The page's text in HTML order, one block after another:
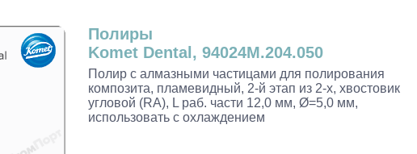
KaVo
Полиры
Komet Dental, 94024M.204.050
Полир с алмазными частицами для полирования
композита, пламевидный, 2-й этап из 2-х, хвостовик
угловой (RA), L раб. части 12,0 мм, Ø=5,0 мм,
использовать с охлаждением